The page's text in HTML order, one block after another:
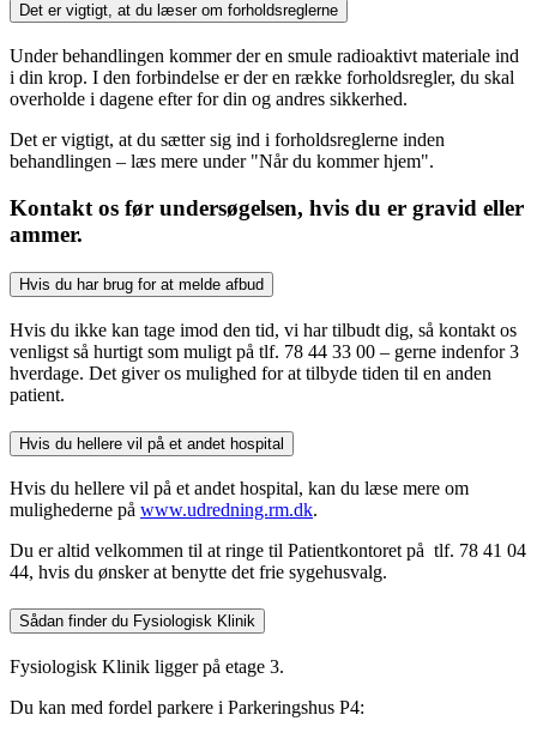
Det er vigtigt, at du læser om forholdsreglerne
Under behandlingen kommer der en smule radioaktivt materiale ind
i din krop. I den forbindelse er der en række forholdsregler, du skal
overholde i dagene efter for din og andres sikkerhed.
Det er vigtigt, at du sætter sig ind i forholdsreglerne inden
behandlingen – læs mere under "Når du kommer hjem".
Kontakt os før undersøgelsen, hvis du er gravid eller
ammer.
Hvis du har brug for at melde afbud
Hvis du ikke kan tage imod den tid, vi har tilbudt dig, så kontakt os
venligst så hurtigt som muligt på tlf. 78 44 33 00 – gerne indenfor 3
hverdage. Det giver os mulighed for at tilbyde tiden til en anden
patient.
Hvis du hellere vil på et andet hospital
Hvis du hellere vil på et andet hospital, kan du læse mere om
mulighederne på www.udredning.rm.dk.
Du er altid velkommen til at ringe til Patientkontoret på tlf. 78 41 04
44, hvis du ønsker at benytte det frie sygehusvalg.
Sådan finder du Fysiologisk Klinik
Fysiologisk Klinik ligger på etage 3.
Du kan med fordel parkere i Parkeringshus P4: